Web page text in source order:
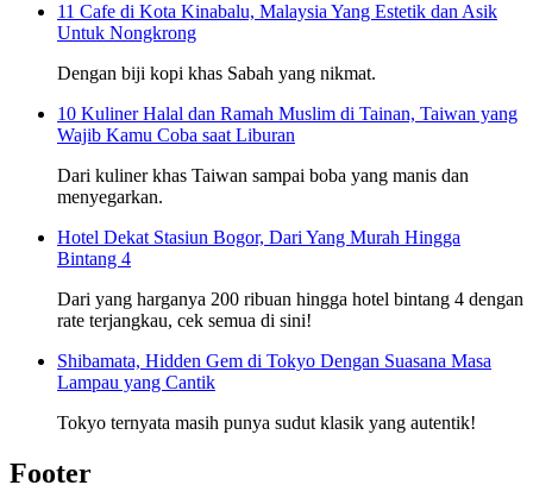
11 Cafe di Kota Kinabalu, Malaysia Yang Estetik dan Asik
Untuk Nongkrong
Dengan biji kopi khas Sabah yang nikmat.
10 Kuliner Halal dan Ramah Muslim di Tainan, Taiwan yang
Wajib Kamu Coba saat Liburan
Dari kuliner khas Taiwan sampai boba yang manis dan
menyegarkan.
Hotel Dekat Stasiun Bogor, Dari Yang Murah Hingga
Bintang 4
Dari yang harganya 200 ribuan hingga hotel bintang 4 dengan
rate terjangkau, cek semua di sini!
Shibamata, Hidden Gem di Tokyo Dengan Suasana Masa
Lampau yang Cantik
Tokyo ternyata masih punya sudut klasik yang autentik!
Footer